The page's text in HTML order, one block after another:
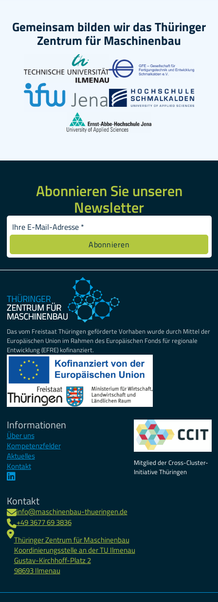
Gemeinsam bilden wir das Thüringer
Zentrum für Maschinenbau
Abonnieren Sie unseren
Newsletter
Das vom Freistaat Thüringen geförderte Vorhaben wurde durch Mittel der
Europäischen Union im Rahmen des Europäischen Fonds für regionale
Entwicklung (EFRE) kofinanziert.
Informationen
Über uns
Kompetenzfelder
Aktuelles
Kontakt
Mitglied der Cross-Cluster-
Initiative Thüringen
Kontakt
info@maschinenbau-thueringen.de
+49 3677 69 3836
Thüringer Zentrum für Maschinenbau
Koordinierungsstelle an der TU Ilmenau
Gustav-Kirchhoff-Platz 2
98693 Ilmenau